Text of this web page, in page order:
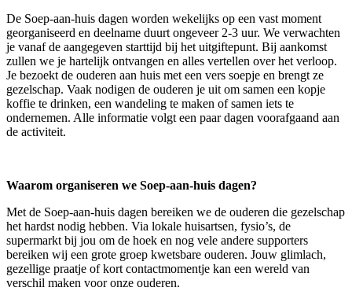
De Soep-aan-huis dagen worden wekelijks op een vast moment
georganiseerd en deelname duurt ongeveer 2-3 uur. We verwachten
je vanaf de aangegeven starttijd bij het uitgiftepunt. Bij aankomst
zullen we je hartelijk ontvangen en alles vertellen over het verloop.
Je bezoekt de ouderen aan huis met een vers soepje en brengt ze
gezelschap. Vaak nodigen de ouderen je uit om samen een kopje
koffie te drinken, een wandeling te maken of samen iets te
ondernemen. Alle informatie volgt een paar dagen voorafgaand aan
de activiteit.
Waarom organiseren we Soep-aan-huis dagen?
Met de Soep-aan-huis dagen bereiken we de ouderen die gezelschap
het hardst nodig hebben. Via lokale huisartsen, fysio’s, de
supermarkt bij jou om de hoek en nog vele andere supporters
bereiken wij een grote groep kwetsbare ouderen. Jouw glimlach,
gezellige praatje of kort contactmomentje kan een wereld van
verschil maken voor onze ouderen.